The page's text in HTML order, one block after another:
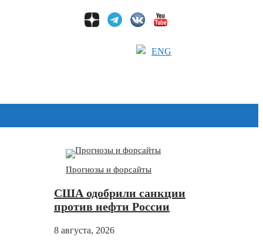
ENG
Прогнозы и форсайты
США одобрили санкции
против нефти России
8 августа, 2026